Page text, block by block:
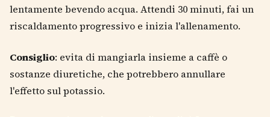
lentamente bevendo acqua. Attendi 30 minuti, fai un
riscaldamento progressivo e inizia l'allenamento.
Consiglio: evita di mangiarla insieme a caffè o
sostanze diuretiche, che potrebbero annullare
l'effetto sul potassio.